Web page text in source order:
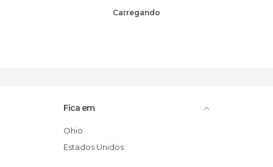
Carregando
Fica em
Ohio
Estados Unidos